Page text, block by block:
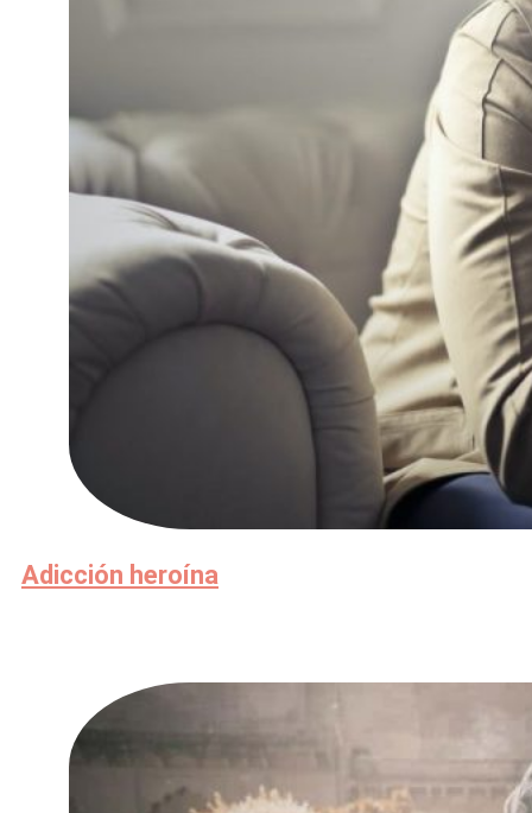
Adicción heroína